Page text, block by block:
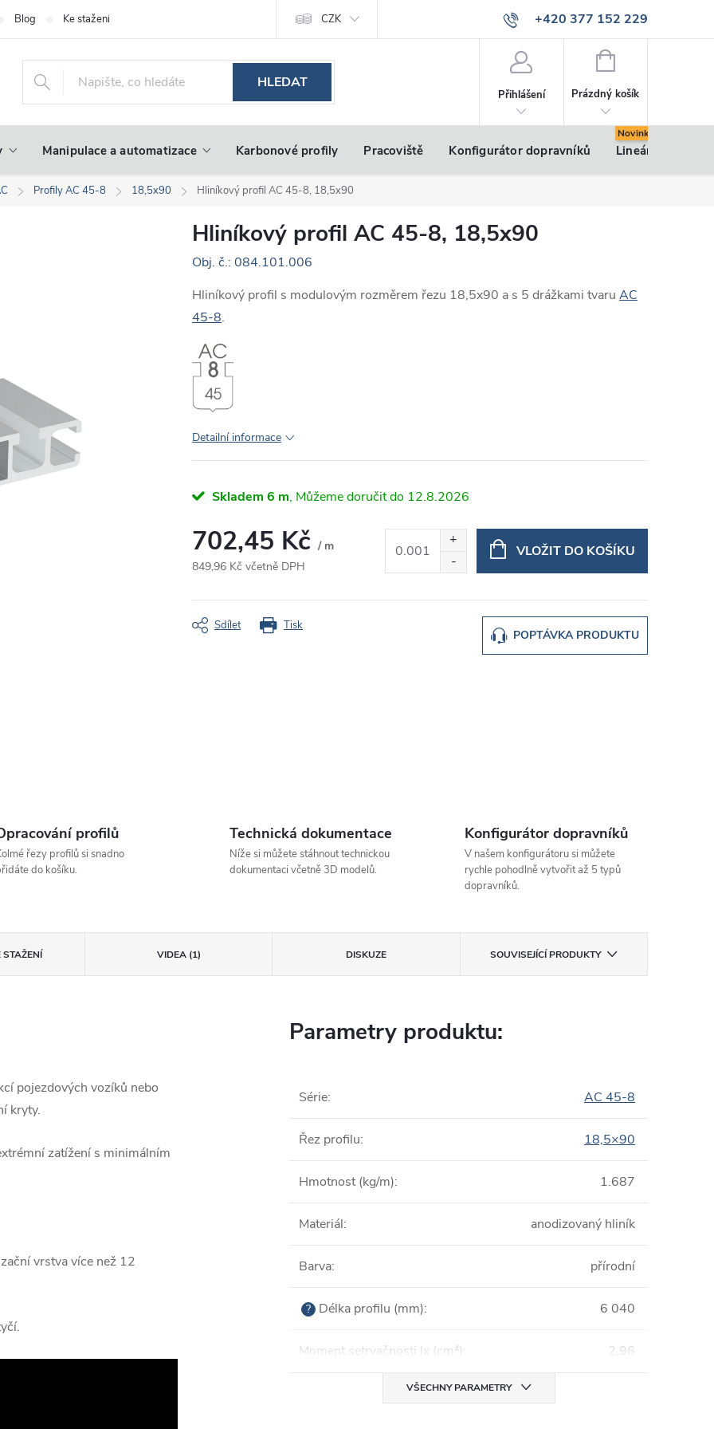
+420 377 152 229
info@vsk-profily.cz
Blog Ke stažení CZK
HLEDAT
Přihlášení
NÁKUPNÍ
Prázdný košík
Manipulace a automatizace Karbonové profily Pracoviště Konfigurátor dopravníků Lineární pohony
Profily AC 45-8 18,5x90 Hliníkový profil AC 45-8, 18,5x90
Hliníkový profil AC 45-8, 18,5x90
Obj. č.: 084.101.006
Hliníkový profil s modulovým rozměrem řezu 18,5x90 a s 5 drážkami tvaru AC
45-8.
Detailní informace
Skladem 6 m 12.8.2026
702,45 Kč / m
849,96 Kč včetně DPH
cena:
VLOŽIT DO KOŠÍKU
Tisk
POPTÁVKA PRODUKTU
Sdílet
profilů
řezy profilů si snadno
do košíku.
Technická dokumentace
Níže si můžete stáhnout technickou
dokumentaci včetně 3D modelů.
Konfigurátor dopravníků
V našem konfigurátoru si můžete
rychle pohodlně vytvořit až 5 typů
dopravníků.
STAŽENÍ VIDEA (1) DISKUZE SOUVISEJÍCÍ PRODUKTY
pojezdových vozíků nebo
kryty.
zatížení s minimálním
vrstva více než 12
Parametry produktu:
Série: AC 45-8
Řez profilu: 18,5×90
Hmotnost (kg/m): 1.687
Materiál: anodizovaný hliník
Barva: přírodní
? Délka profilu (mm): 6 040
Moment setrvačnosti lx (cm⁴): 2,96
VŠECHNY PARAMETRY